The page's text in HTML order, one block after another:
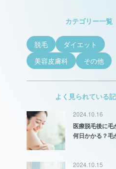
カテゴリー一覧
脱毛
ダイエット
美容皮膚科
その他
よく見られている
2024.10.16
医療脱毛後に毛
何日かかる？毛
2024.10.15